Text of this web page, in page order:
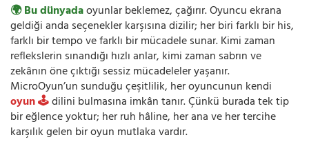
🌍 Bu dünyadaoyunlar beklemez, çağırır. Oyuncu ekrana
geldiği anda seçenekler karşısına dizilir; her biri farklı bir his,
farklı bir tempo ve farklı bir mücadele sunar. Kimi zaman
reflekslerin sınandığı hızlı anlar, kimi zaman sabrın ve
zekânın öne çıktığı sessiz mücadeleler yaşanır.
MicroOyun’un sunduğu çeşitlilik, her oyuncunun kendi
oyun 🕹️dilini bulmasına imkân tanır. Çünkü burada tek tip
bir eğlence yoktur; her ruh hâline, her ana ve her tercihe
karşılık gelen bir oyun mutlaka vardır.